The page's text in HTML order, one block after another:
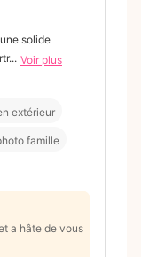
solide
Voir plus
extérieur
famille
a hâte de vous